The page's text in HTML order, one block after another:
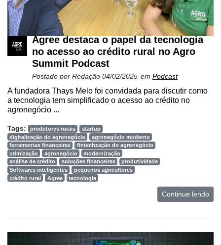
Agree destaca o papel da tecnologia
no acesso ao crédito rural no Agro
Summit Podcast
Postado por Redação 04/02/2025 em Podcast
A fundadora Thays Melo foi convidada para discutir como
a tecnologia tem simplificado o acesso ao crédito no
agronegócio ...
Tags: produtores rurais
startup
digitalização do agronegócio
agronegócio moderno
ferramentas financeiras
fintechzação do agronegócio
otimização
agronegócio
modernização
análise de crédito
soluções financeiras
produtividade
Softwares inteligentes
pequenos agricultores
crédito rural
Agree tecnologia
Continue lendo